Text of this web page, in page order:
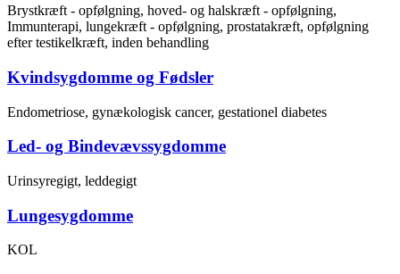
Brystkræft - opfølgning, hoved- og halskræft - opfølgning,
Immunterapi, lungekræft - opfølgning, prostatakræft, opfølgning
efter testikelkræft, inden behandling
Kvindsygdomme og Fødsler
Endometriose, gynækologisk cancer, gestationel diabetes
Led- og Bindevævssygdomme
Urinsyregigt, leddegigt
Lungesygdomme
KOL